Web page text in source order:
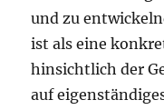
und zu
ist als eine
hinsichtlich der
auf